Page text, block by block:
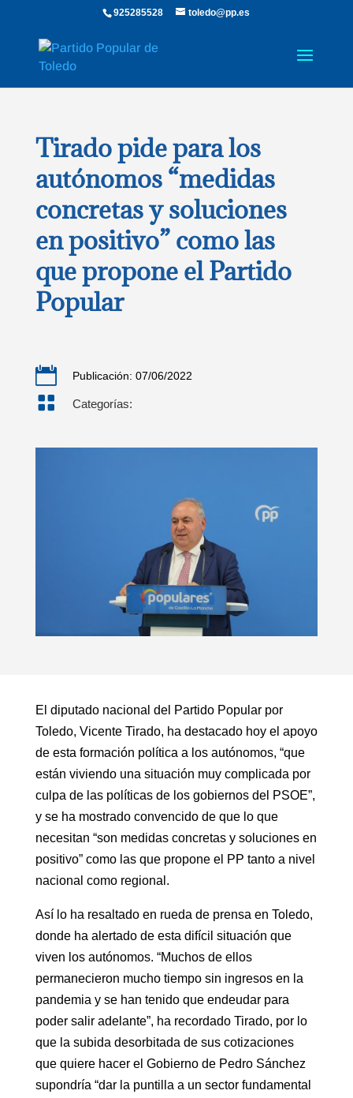
925285528 toledo@pp.es
Tirado pide para los
autónomos “medidas
concretas y soluciones
en positivo” como las
que propone el Partido
Popular
 Publicación: 07/06/2022
 Categorías:
El diputado nacional del Partido Popular por
Toledo, Vicente Tirado, ha destacado hoy el apoyo
de esta formación política a los autónomos, “que
están viviendo una situación muy complicada por
culpa de las políticas de los gobiernos del PSOE”,
y se ha mostrado convencido de que lo que
necesitan “son medidas concretas y soluciones en
positivo” como las que propone el PP tanto a nivel
nacional como regional.
Así lo ha resaltado en rueda de prensa en Toledo,
donde ha alertado de esta difícil situación que
viven los autónomos. “Muchos de ellos
permanecieron mucho tiempo sin ingresos en la
pandemia y se han tenido que endeudar para
poder salir adelante”, ha recordado Tirado, por lo
que la subida desorbitada de sus cotizaciones
que quiere hacer el Gobierno de Pedro Sánchez
supondría “dar la puntilla a un sector fundamental